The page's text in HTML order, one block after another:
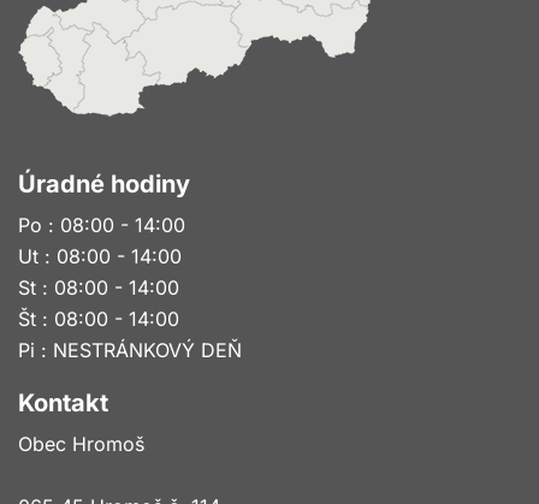
Úradné hodiny
Po : 08:00 - 14:00
Ut : 08:00 - 14:00
St : 08:00 - 14:00
Št : 08:00 - 14:00
Pi : NESTRÁNKOVÝ DEŇ
Kontakt
Obec Hromoš